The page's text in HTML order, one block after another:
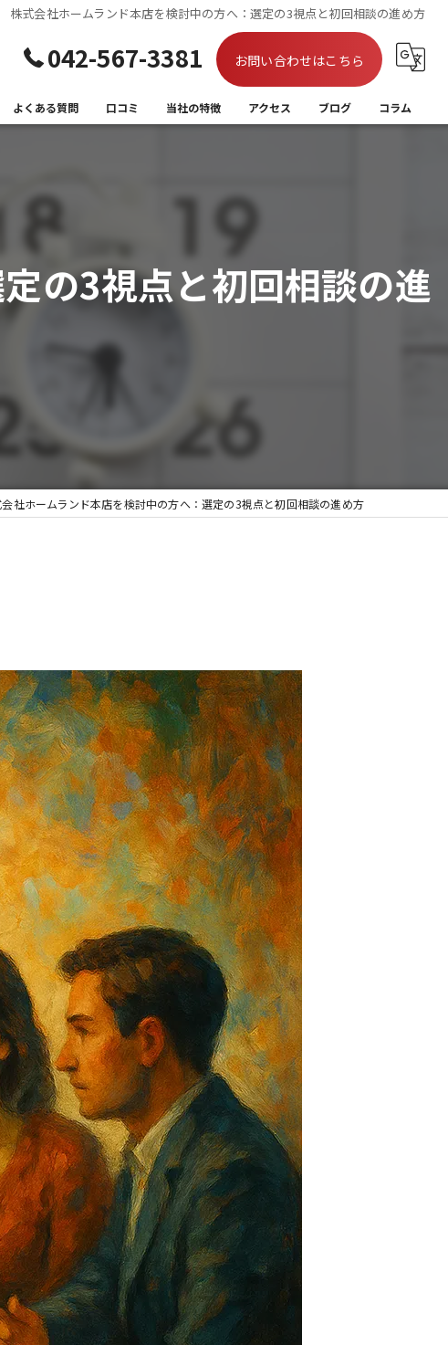
株式会社ホームランド本店を検討中の方へ：選定の3視点と初回相談の進め方
042-567-3381 お問い合わせはこちら
よくある質問 口コミ 当社の特徴
住み替え
アクセス ブログ コラム
の3視点と初回相談の進
社ホームランド本店を検討中の方へ：選定の3視点と初回相談の進め方